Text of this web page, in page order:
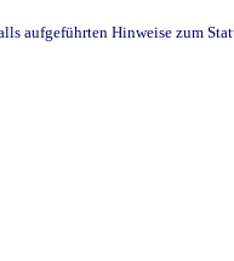
aufgeführten Hinweise zum